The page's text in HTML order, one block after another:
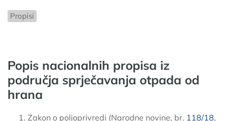
Propisi
Popis nacionalnih propisa iz
područja sprječavanja otpada od
hrana
Zakon o poljoprivredi (Narodne novine, br. 118/18,